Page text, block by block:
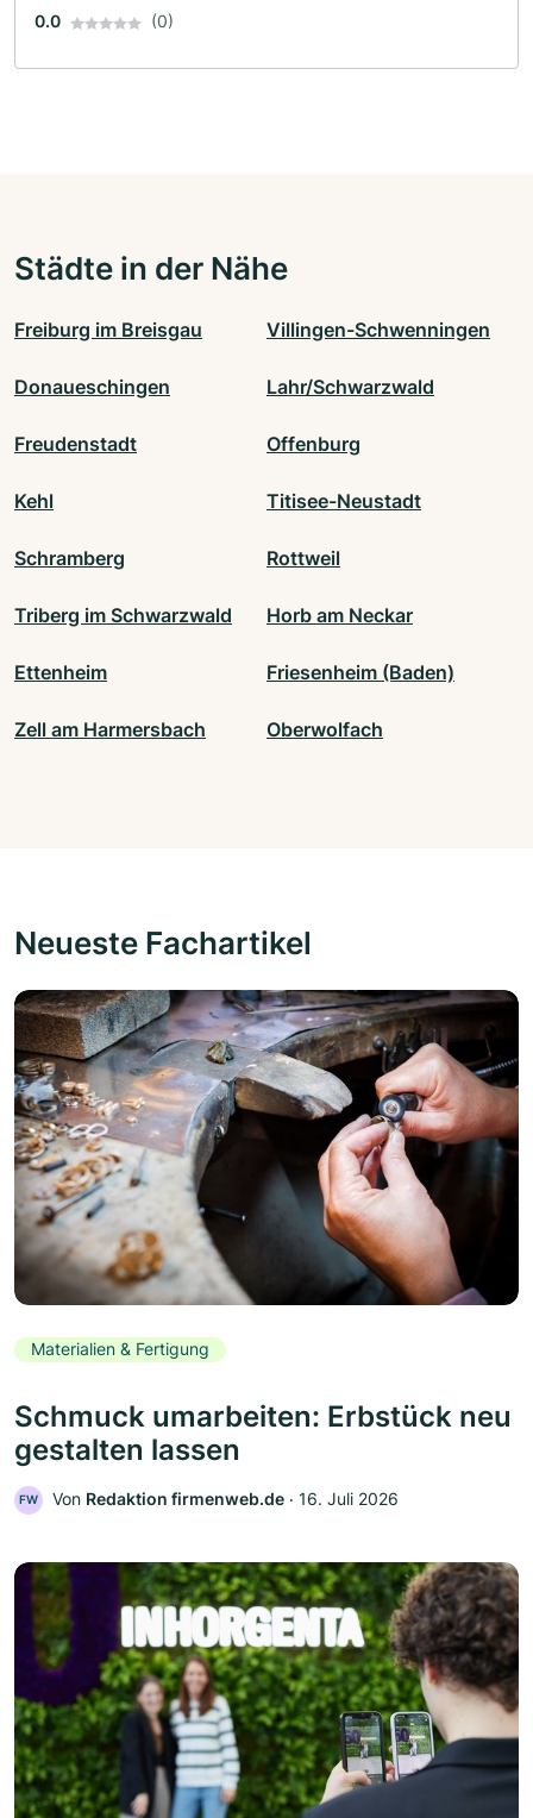
0.0 (0)
Städte in der Nähe
Freiburg im Breisgau Villingen-Schwenningen
Donaueschingen Lahr/Schwarzwald
Freudenstadt Offenburg
Kehl Titisee-Neustadt
Schramberg Rottweil
Triberg im Schwarzwald Horb am Neckar
Ettenheim Friesenheim (Baden)
Zell am Harmersbach Oberwolfach
Neueste Fachartikel
Materialien & Fertigung
Schmuck umarbeiten: Erbstück neu
gestalten lassen
FW Von Redaktion firmenweb.de ‧ 16. Juli 2026